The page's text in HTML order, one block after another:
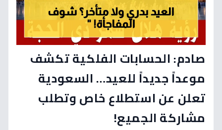
صادم: الحسابات الفلكية تكشف
موعداً جديداً للعيد… السعودية
تعلن عن استطلاع خاص وتطلب
مشاركة الجميع!